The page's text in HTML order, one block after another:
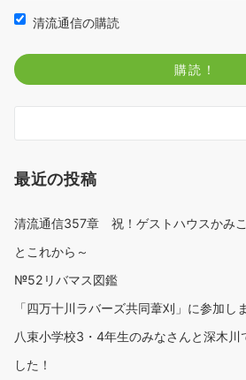
清流通信の購読
最近の投稿
清流通信357章 祝！ゲストハウスかみ
とこれから～
№52リバマス図鑑
「四万十川ラバーズ共同葦刈」に参加し
八束小学校3・4年生のみなさんと深木川
した！